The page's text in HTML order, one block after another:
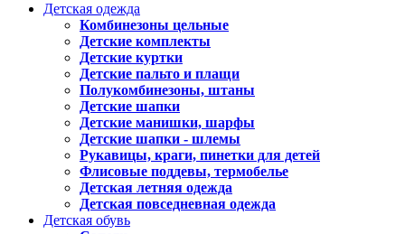
Детская одежда
Комбинезоны цельные
Детские комплекты
Детские куртки
Детские пальто и плащи
Полукомбинезоны, штаны
Детские шапки
Детские манишки, шарфы
Детские шапки - шлемы
Рукавицы, краги, пинетки для детей
Флисовые поддевы, термобелье
Детская летняя одежда
Детская повседневная одежда
Детская обувь